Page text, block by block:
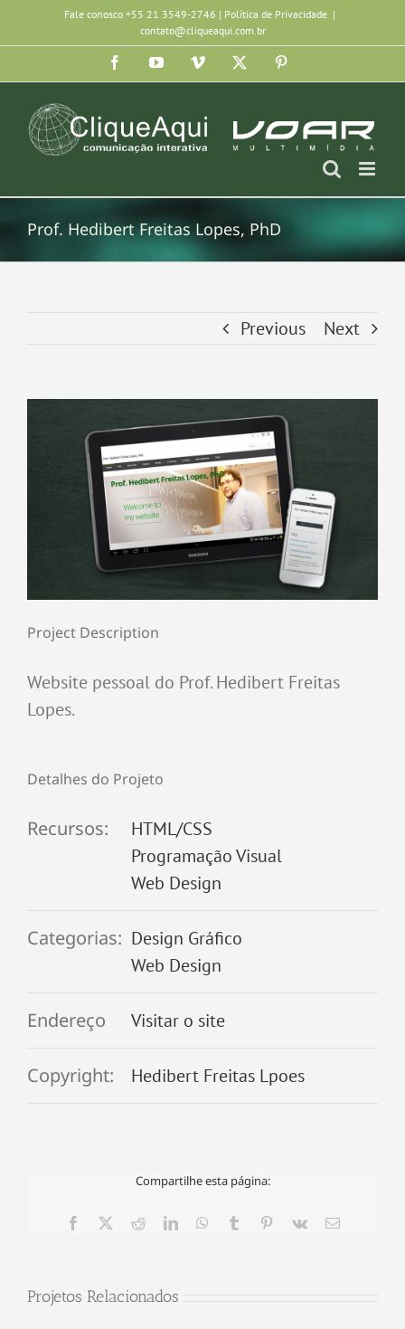
para
Fale conosco +55 21 3549-2746 | Política de Privacidade |
contato@cliqueaqui.com.br
FacebookYouTubeVimeo
Prof. Hedibert Freitas Lopes, PhD
Previous Next
Project Description
Website pessoal do Prof. Hedibert Freitas
Lopes.
Detalhes do Projeto
Recursos:
HTML/CSS
Programação Visual
Web Design
Categorias: Design Gráfico
Web Design
Endereço Visitar o site
Copyright: Hedibert Freitas Lpoes
Compartilhe esta página:
Facebook RedditLinkedInWhatsApp
Tumblr Pinterest
Vk
E-
Projetos Relacionados